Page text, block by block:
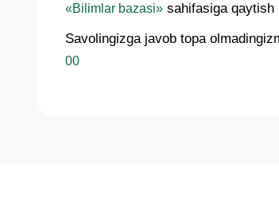
«Bilimlar bazasi» sahifasiga qaytish
Savolingizga javob topa
00